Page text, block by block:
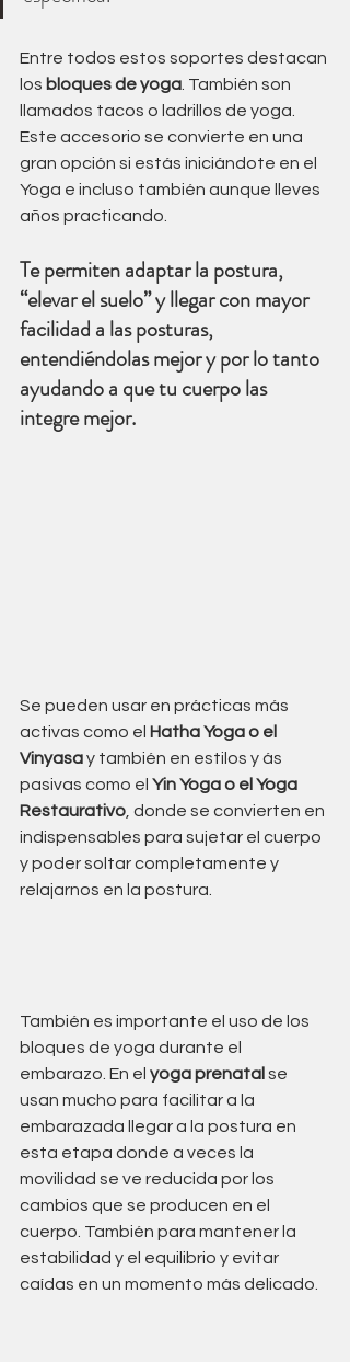
Entre todos estos soportes destacan
los bloques de yoga . También son
llamados tacos o ladrillos de yoga.
Este accesorio se convierte en una
gran opción si estás iniciándote en el
Yoga e incluso también aunque lleves
años practicando.
Te permiten adaptar la postura,
“elevar el suelo” y llegar con mayor
facilidad a las posturas,
entendiéndolas mejor y por lo tanto
ayudando a que tu cuerpo las
integre mejor.
Se pueden usar en prácticas más
activas como el Hatha Yoga o el
Vinyasa y también en estilos y ás
pasivas como el Yin Yoga o el Yoga
Restaurativo , donde se convierten en
indispensables para sujetar el cuerpo
y poder soltar completamente y
relajarnos en la postura.
También es importante el uso de los
bloques de yoga durante el
embarazo. En el yoga prenatal se
usan mucho para facilitar a la
embarazada llegar a la postura en
esta etapa donde a veces la
movilidad se ve reducida por los
cambios que se producen en el
cuerpo. También para mantener la
estabilidad y el equilibrio y evitar
caídas en un momento más delicado.